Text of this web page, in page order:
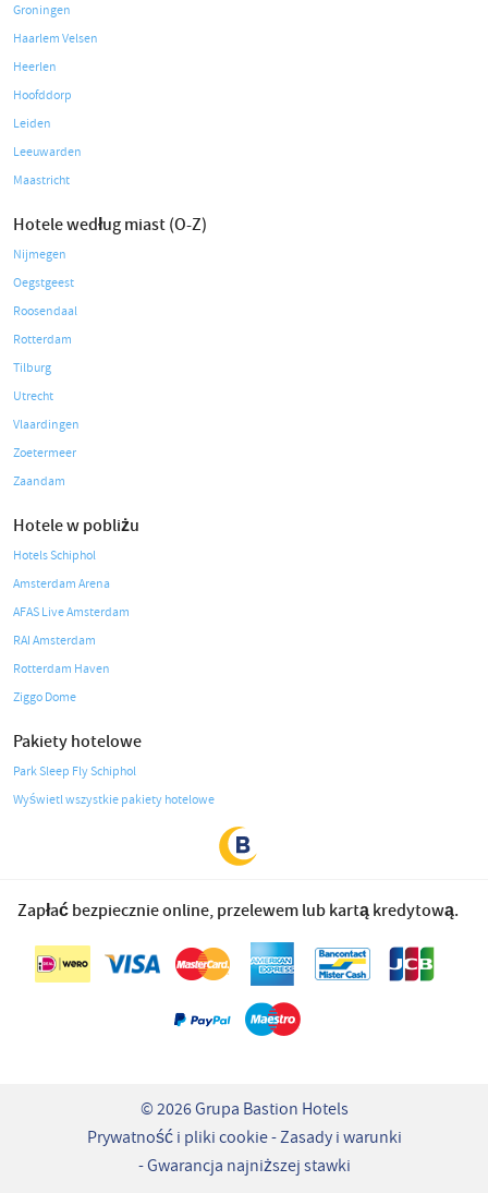
Groningen
Haarlem Velsen
Heerlen
Hoofddorp
Leiden
Leeuwarden
Maastricht
Hotele według miast (O-Z)
Nijmegen
Oegstgeest
Roosendaal
Rotterdam
Tilburg
Utrecht
Vlaardingen
Zoetermeer
Zaandam
Hotele w pobliżu
Hotels Schiphol
Amsterdam Arena
AFAS Live Amsterdam
RAI Amsterdam
Rotterdam Haven
Ziggo Dome
Pakiety hotelowe
Park Sleep Fly Schiphol
Wyświetl wszystkie pakiety hotelowe
Zapłać bezpiecznie online, przelewem lub kartą kredytową.
© 2026 Grupa Bastion Hotels
Prywatność i pliki cookie Zasady i warunki
Gwarancja najniższej stawki